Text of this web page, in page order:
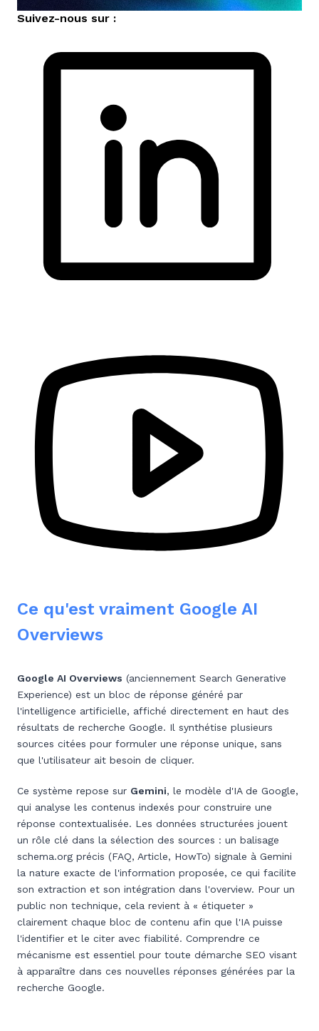
Suivez-nous sur :
Ce qu'est vraiment Google AI
Overviews
Google AI Overviews (anciennement Search Generative
Experience) est un bloc de réponse généré par
l'intelligence artificielle, affiché directement en haut des
résultats de recherche Google. Il synthétise plusieurs
sources citées pour formuler une réponse unique, sans
que l'utilisateur ait besoin de cliquer.
Ce système repose sur Gemini, le modèle d'IA de Google,
qui analyse les contenus indexés pour construire une
réponse contextualisée. Les données structurées jouent
un rôle clé dans la sélection des sources : un balisage
schema.org précis (FAQ, Article, HowTo) signale à Gemini
la nature exacte de l'information proposée, ce qui facilite
son extraction et son intégration dans l'overview. Pour un
public non technique, cela revient à « étiqueter »
clairement chaque bloc de contenu afin que l'IA puisse
l'identifier et le citer avec fiabilité. Comprendre ce
mécanisme est essentiel pour toute démarche SEO visant
à apparaître dans ces nouvelles réponses générées par la
recherche Google.